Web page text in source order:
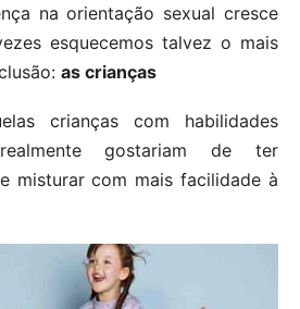
na orientação sexual cresce
esquecemos talvez o mais
as crianças
crianças com habilidades
gostariam de ter
misturar com mais facilidade à